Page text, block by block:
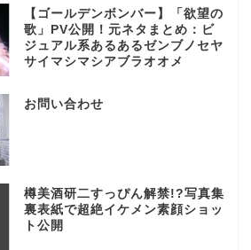
【ゴールデンボンバー】「欲望の
歌」PV公開！元ネタまとめ：ビ
ジュアル系あるあるゼンブノセヤ
サイマシマシアブラオオメ
お問い合わせ
樽美酒研二すっぴん解禁!?写真集
裏表紙で超絶イケメン素顔ショッ
ト公開